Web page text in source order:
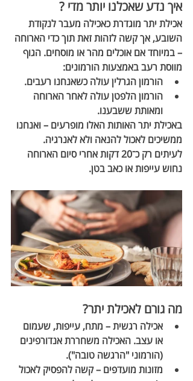
איך נדע שאכלנו יותר מדי ?
אכילת יתר מוגדרת כאכילה מעבר לנקודת
השובע, אך קשה לזהות זאת תוך כדי הארוחה
– במיוחד אם אוכלים מהר או מוסחים. הגוף
מווסת רעב באמצעות הורמונים:
הורמון הגרלין עולה כשאנחנו רעבים.
הורמון הלפטן עולה לאחר הארוחה
ומאותת ששבענו.
באכילת יתר האותות האלו מופרעים – ואנחנו
ממשיכים לאכול להנאה ולא לאנרגיה.
לעיתים רק כ־20 דקות אחרי סיום הארוחה
נחוש עייפות או כאב בטן.
מה גורם לאכילת יתר?
אכילה רגשית – מתח, עייפות, שעמום
או עצב. האכילה משחררת אנדורפינים
(הורמוני "הרגשה טובה").
מזונות מועדפים – קשה להפסיק לאכול